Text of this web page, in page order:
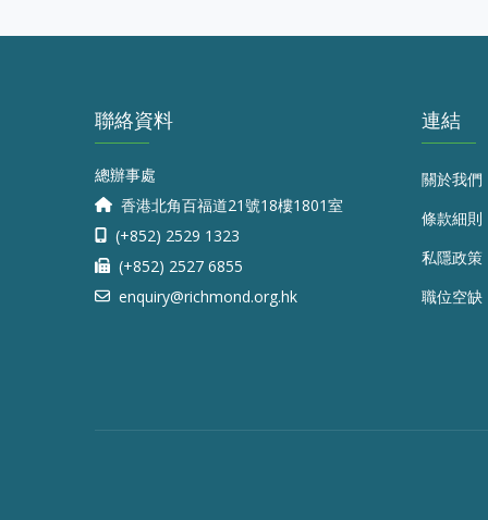
聯絡資料
總辦事處
香港北角百福道21號18樓1801室
(+852) 2529 1323
(+852) 2527 6855
enquiry@richmond.org.hk
連結
關於我們
條款細則
私隱政策
職位空缺